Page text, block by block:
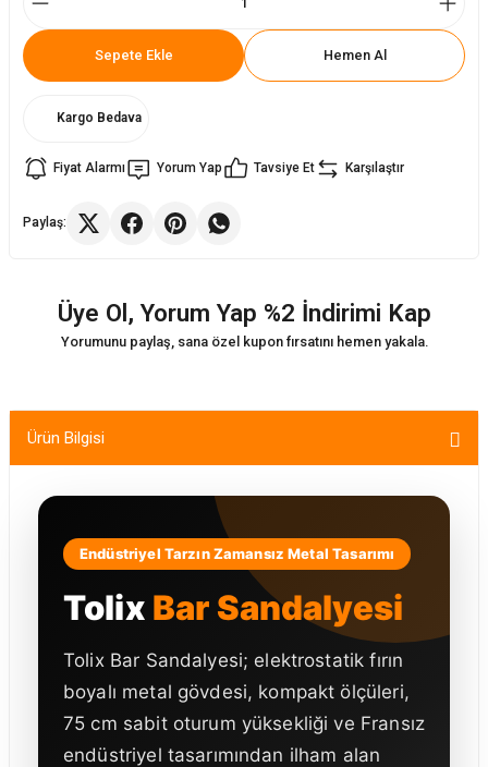
Sandalye
Sepete Ekle Hemen Al
Kargo Bedava
Fiyat Alarmı Yorum Yap Tavsiye Et Karşılaştır
Paylaş:
Üye Ol, Yorum Yap %2 İndirimi Kap
Yorumunu paylaş, sana özel kupon fırsatını hemen yakala.
Ürün Bilgisi
Endüstriyel Tarzın Zamansız Metal Tasarımı
Tolix Bar Sandalyesi
Tolix Bar Sandalyesi; elektrostatik fırın
boyalı metal gövdesi, kompakt ölçüleri,
75 cm sabit oturum yüksekliği ve Fransız
endüstriyel tasarımından ilham alan